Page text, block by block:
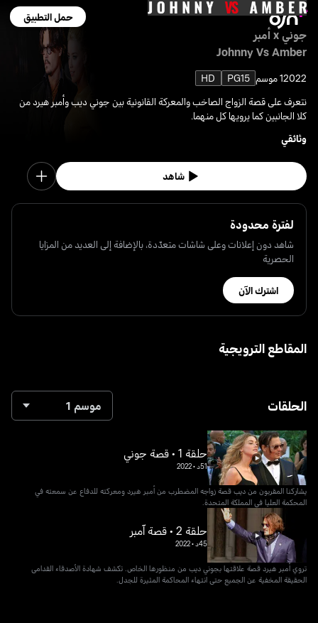
حمل التطبيق
جوني x أمبر
Johnny Vs Amber
20221 موسم PG15
HD
نتعرف على قصة الزواج الصاخب والمعركة القانونية بين جوني ديب وأمبر هيرد من
كلا الجانبين كما يرويها كل منهما.
وثائقي
شاهد
لفترة محدودة
شاهد دون إعلانات وعلى شاشات متعدّدة، بالإضافة إلى العديد من المزايا
الحصرية
اشترك الآن
المقاطع الترويجية
الحلقات موسم 1
حلقة 1 • قصة جوني
51د •
2022
يشاركنا المقربون من ديب قصة زواجه المضطرب من أمبر هيرد ومعركته للدفاع عن سمعته في
المحكمة العليا في المملكة المتحدة.
حلقة 2 • قصة آمبر
45د •
2022
تروي أمبر هيرد قصة علاقتها بجوني ديب من منظورها الخاص. تكشف شهادة الأصدقاء القدامى
الحقيقة المخفية عن الجميع حتى انتهاء المحاكمة المثيرة للجدل.